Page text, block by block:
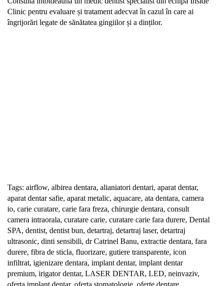
Clinic pentru evaluare și tratament adecvat în cazul în care ai
îngrijorări legate de sănătatea gingiilor și a dinților.
Tags: airflow, albirea dentara, alianiatori dentari, aparat dentar,
aparat dentar safie, aparat metalic, aquacare, ata dentara, camera
io, carie curatare, carie fara freza, chirurgie dentara, consult
camera intraorala, curatare carie, curatare carie fara durere, Dental
SPA, dentist, dentist bun, detartraj, detartraj laser, detartraj
ultrasonic, dinti sensibili, dr Catrinel Banu, extractie dentara, fara
durere, fibra de sticla, fluorizare, gutiere transparente, icon
infiltrat, igienizare dentara, implant dentar, implant dentar
premium, irigator dentar, LASER DENTAR, LED, neinvaziv,